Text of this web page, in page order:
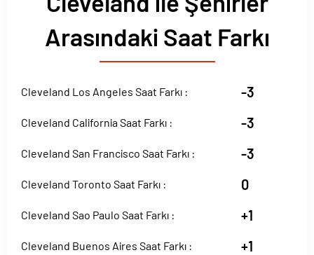
Arasındaki Saat Farkı
Cleveland Los Angeles Saat Farkı : -3
Cleveland California Saat Farkı : -3
Cleveland San Francisco Saat Farkı : -3
Cleveland Toronto Saat Farkı : 0
Cleveland Sao Paulo Saat Farkı : +1
Cleveland Buenos Aires Saat Farkı : +1